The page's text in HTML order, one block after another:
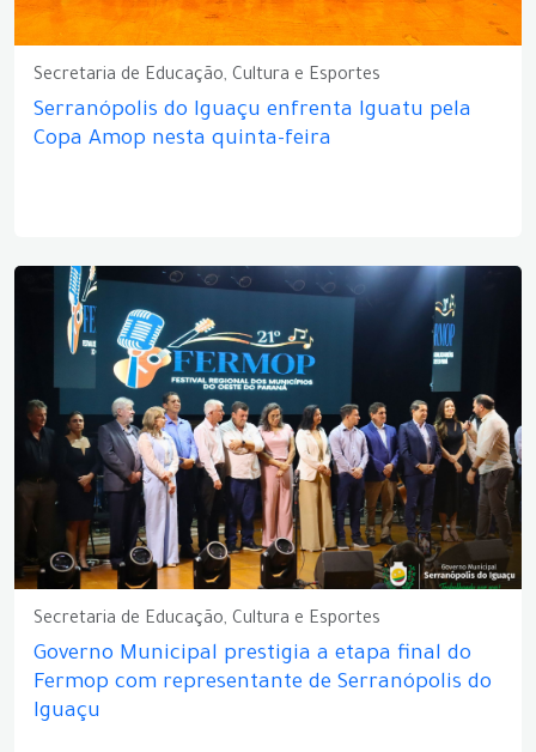
Secretaria de Educação, Cultura e Esportes
Serranópolis do Iguaçu enfrenta Iguatu pela
Copa Amop nesta quinta-feira
Secretaria de Educação, Cultura e Esportes
Governo Municipal prestigia a etapa final do
Fermop com representante de Serranópolis do
Iguaçu